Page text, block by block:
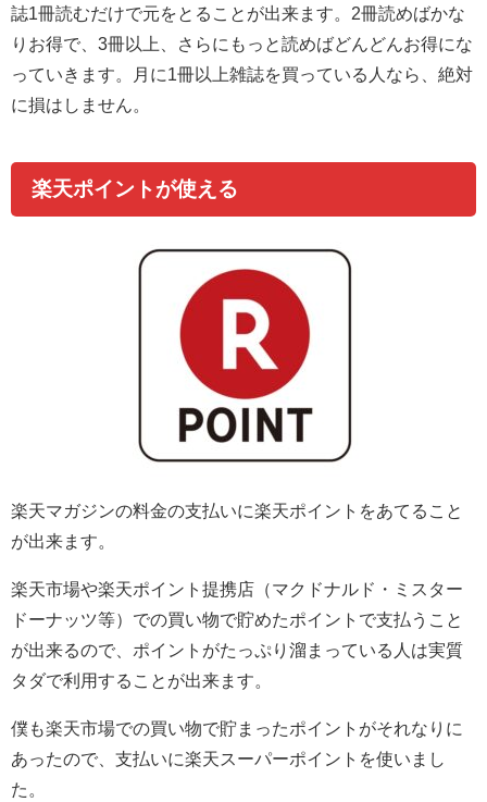
誌1冊読むだけで元をとることが出来ます。2冊読めばかな
りお得で、3冊以上、さらにもっと読めばどんどんお得にな
っていきます。月に1冊以上雑誌を買っている人なら、絶対
に損はしません。
楽天ポイントが使える
楽天マガジンの料金の支払いに楽天ポイントをあてること
が出来ます。
楽天市場や楽天ポイント提携店（マクドナルド・ミスター
ドーナッツ等）での買い物で貯めたポイントで支払うこと
が出来るので、ポイントがたっぷり溜まっている人は実質
タダで利用することが出来ます。
僕も楽天市場での買い物で貯まったポイントがそれなりに
あったので、支払いに楽天スーパーポイントを使いまし
た。